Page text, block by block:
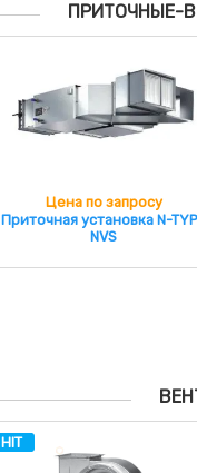
ПРИТОЧНЫЕ-
Цена по запросу
Приточная установка N-
NVS
HIT